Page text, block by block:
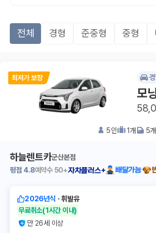
전체 경형 준중형 중형
모
5인 1개 5개
하늘렌트카군산본점
평점 4.8예약수 50+자차플러스+ 배달가능
2026년식 ㆍ휘발유
무료취소(1시간 이내)
만 26세 이상